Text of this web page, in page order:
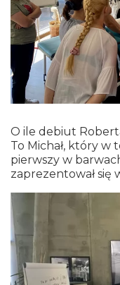
O ile debiut
To Michał, który w
pierwszy w
zaprezentował się